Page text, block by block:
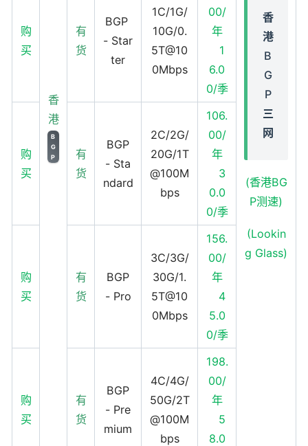
香
港
B
G
P
香
港
B
G
P
三
网
(香港BG
P测速)
(Lookin
g Glass)
购
买
有
货
BGP
- Star
ter
1C/1G/
10G/0.
5T@10
0Mbps
00/
年
1
6.0
0/季
购
买
有
货
BGP
- Sta
ndard
2C/2G/
20G/1T
@100M
bps
106.
00/
年
3
0.0
0/季
购
买
有
货
BGP
- Pro
3C/3G/
30G/1.
5T@10
0Mbps
156.
00/
年
4
5.0
0/季
购
买
有
货
BGP
- Pre
mium
4C/4G/
50G/2T
@100M
bps
198.
00/
年
5
8.0